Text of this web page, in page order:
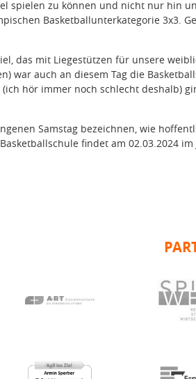
spielen zu können und nicht nur hin
Basketballunterkategorie 3x3.
das mit Liegestützen für unsere
war auch an diesem Tag die
hör immer noch schlecht deshalb)
Samstag bezeichnen, wie
findet am 02.03.2024